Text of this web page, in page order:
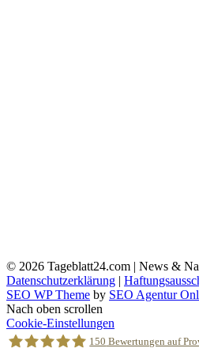
© 2026 Tageblatt24.com | News &
Datenschutzerklärung |
SEO WP Theme by SEO Agentur
Nach oben scrollen
Cookie-Einstellungen
150 Bewertungen auf